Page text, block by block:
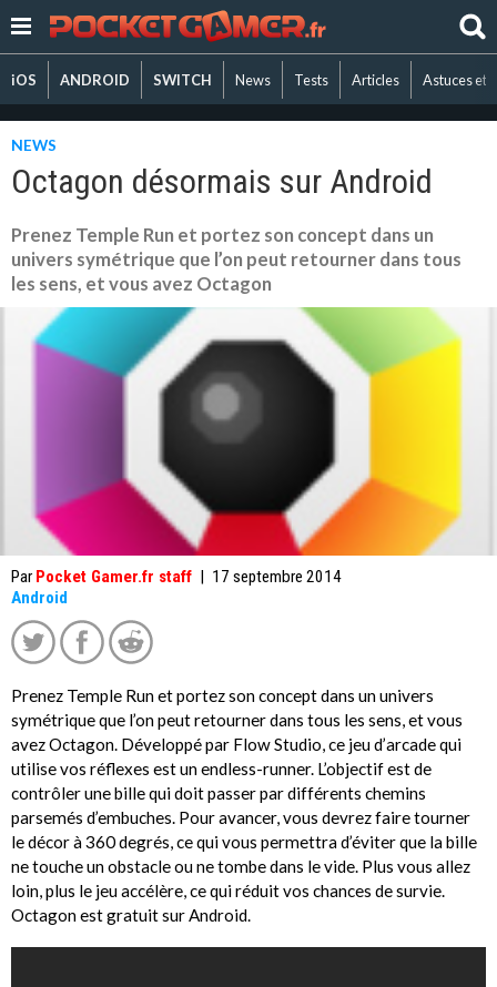
iOS ANDROID SWITCH News Tests Articles Astuces et
NEWS
Octagon désormais sur Android
Prenez Temple Run et portez son concept dans un
univers symétrique que l’on peut retourner dans tous
les sens, et vous avez Octagon
Par Pocket Gamer.fr staff | 17 septembre 2014
Android
Prenez Temple Run et portez son concept dans un univers
symétrique que l’on peut retourner dans tous les sens, et vous
avez Octagon. Développé par Flow Studio, ce jeu d’arcade qui
utilise vos réflexes est un endless-runner. L’objectif est de
contrôler une bille qui doit passer par différents chemins
parsemés d’embuches. Pour avancer, vous devrez faire tourner
le décor à 360 degrés, ce qui vous permettra d’éviter que la bille
ne touche un obstacle ou ne tombe dans le vide. Plus vous allez
loin, plus le jeu accélère, ce qui réduit vos chances de survie.
Octagon est gratuit sur Android.